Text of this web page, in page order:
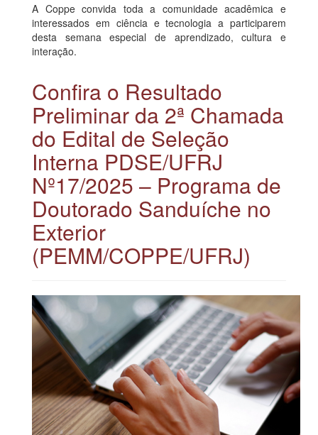
A Coppe convida toda a comunidade acadêmica e
interessados em ciência e tecnologia a participarem
desta semana especial de aprendizado, cultura e
interação.
Confira o Resultado
Preliminar da 2ª Chamada
do Edital de Seleção
Interna PDSE/UFRJ
Nº17/2025 – Programa de
Doutorado Sanduíche no
Exterior
(PEMM/COPPE/UFRJ)